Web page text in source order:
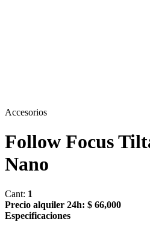
Accesorios
Follow Focus
Nano
Cant: 1
Precio alquiler 24h: $ 66,000
Especificaciones